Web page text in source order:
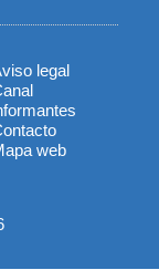
legal
web